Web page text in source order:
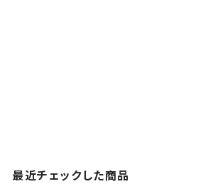
最近チェックした商品